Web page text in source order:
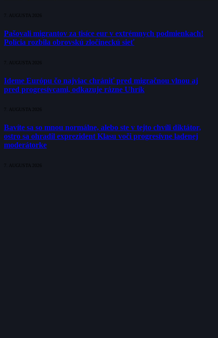
7. AUGUSTA 2026
Pašovali migrantov za tisíce eur v extrémnych podmienkach!
Polícia rozbila obrovskú zločineckú sieť
7. AUGUSTA 2026
Ideme Európu čo najviac chrániť pred migračnou vlnou aj
pred progresívcami, odkazuje rázne Uhrík
7. AUGUSTA 2026
Bavíte sa so mnou normálne, alebo ste v tejto chvíli diktátor,
ostro sa ohradil exprezident Klasu voči progresívne ladenej
moderátorke
7. AUGUSTA 2026